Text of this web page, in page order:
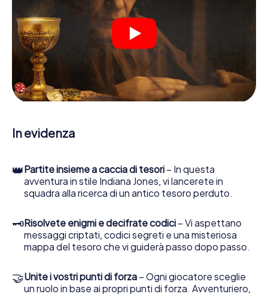
Una volta assegnati i ruoli, può iniziare la caccia al tesoro
del thriller poliziesco a Hartlepool: puoi decifrare codici
crittografati, risolvere complicati compiti logici e cercare
indizi, indizi in vari luoghi della città. Il suo smartphone è il
suo strumento di indagine più importante: la nostra app
web sviluppata appositamente le consente di interrogare
le persone di contatto ed esaminare stringhe
enigmatiche, la aiuta a raccogliere oggetti e la guida in
sicurezza per Hartlepool.
Nel corso della caccia al tesoro a Hartlepool, lei e il suo
team vi immergerete sempre più in profondità
In evidenza
👑Partite insieme a caccia di tesori – In questa
avventura in stile Indiana Jones, vi lancerete in
squadra alla ricerca di un antico tesoro perduto.
🗝Risolvete enigmi e decifrate codici – Vi aspettano
messaggi criptati, codici segreti e una misteriosa
mappa del tesoro che vi guiderà passo dopo passo.
🤝Unite i vostri punti di forza – Ogni giocatore sceglie
un ruolo in base ai propri punti di forza. Avventuriero,